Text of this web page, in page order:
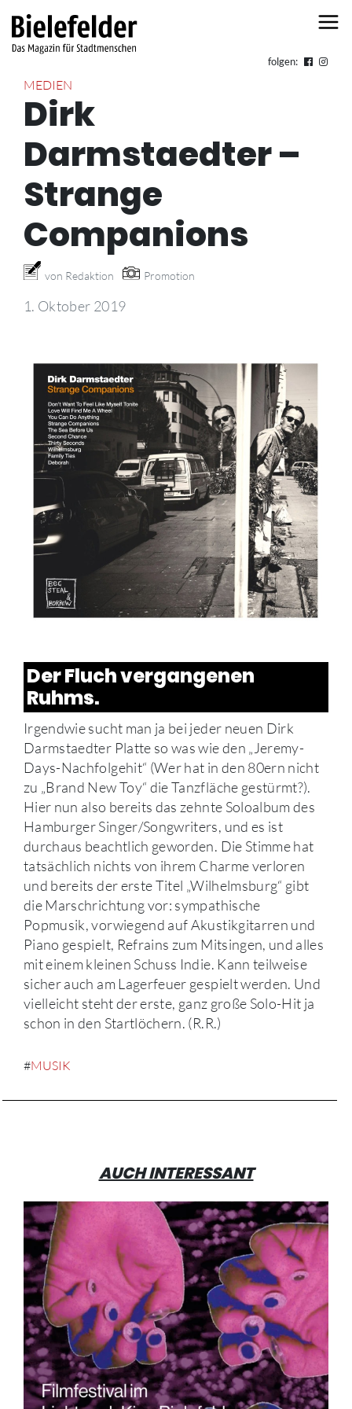
folgen:
MEDIEN
Dirk
Darmstaedter –
Strange
Companions
von Redaktion Promotion
1. Oktober 2019
Der Fluch vergangenen
Ruhms.
Irgendwie sucht man ja bei jeder neuen Dirk
Darmstaedter Platte so was wie den „Jeremy-
Days-Nachfolgehit“ (Wer hat in den 80ern nicht
zu „Brand New Toy“ die Tanzfläche gestürmt?).
Hier nun also bereits das zehnte Soloalbum des
Hamburger Singer/Songwriters, und es ist
durchaus beachtlich geworden. Die Stimme hat
tatsächlich nichts von ihrem Charme verloren
und bereits der erste Titel „Wilhelmsburg“ gibt
die Marschrichtung vor: sympathische
Popmusik, vorwiegend auf Akustikgitarren und
Piano gespielt, Refrains zum Mitsingen, und alles
mit einem kleinen Schuss Indie. Kann teilweise
sicher auch am Lagerfeuer gespielt werden. Und
vielleicht steht der erste, ganz große Solo-Hit ja
schon in den Startlöchern. (R.R.)
#MUSIK
AUCH INTERESSANT